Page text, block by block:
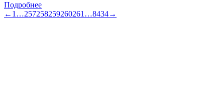
Подробнее
← 1…257258259260261…8434→